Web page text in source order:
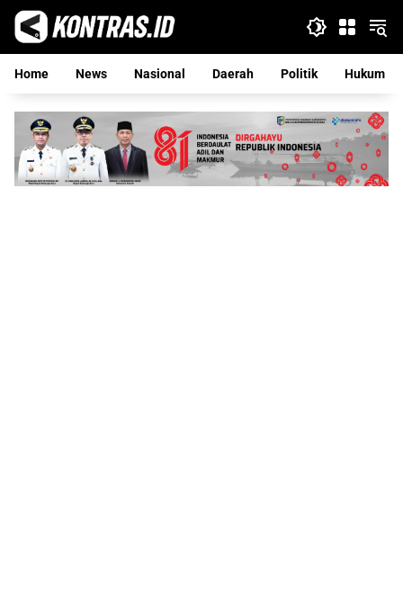
Langsung
konten
Home
News Nasional Daerah Politik Hukum